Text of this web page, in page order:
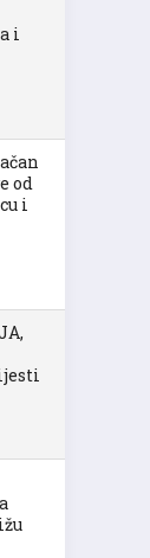
i
od
i